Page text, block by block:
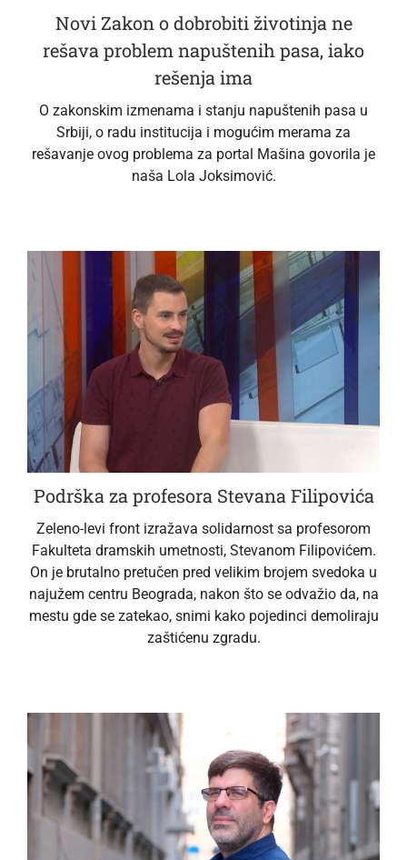
Novi Zakon o dobrobiti životinja ne
rešava problem napuštenih pasa, iako
rešenja ima
O zakonskim izmenama i stanju napuštenih pasa u
Srbiji, o radu institucija i mogućim merama za
rešavanje ovog problema za portal Mašina govorila je
naša Lola Joksimović.
Podrška za profesora Stevana Filipovića
Zeleno-levi front izražava solidarnost sa profesorom
Fakulteta dramskih umetnosti, Stevanom Filipovićem.
On je brutalno pretučen pred velikim brojem svedoka u
najužem centru Beograda, nakon što se odvažio da, na
mestu gde se zatekao, snimi kako pojedinci demoliraju
zaštićenu zgradu.